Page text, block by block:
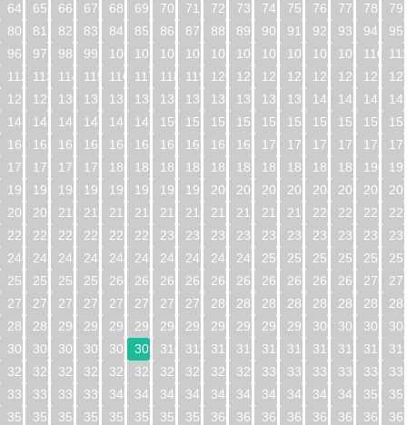
64
65 66 67 68 69 70 71 72 73 74 75 76 77 78
79
80
81 82 83 84 85 86 87 88 89 90 91 92 93 94
95
96
97 98 99 100 101 102 103 104 105 106 107 108 109 110
112
113 114 115 116 117 118 119 120 121 122 123 124 125 126
128
129 130 131 132 133 134 135 136 137 138 139 140 141 142
144
145 146 147 148 149 150 151 152 153 154 155 156 157 158
160
161 162 163 164 165 166 167 168 169 170 171 172 173 174
176
177 178 179 180 181 182 183 184 185 186 187 188 189 190
192
193 194 195 196 197 198 199 200 201 202 203 204 205 206
208
209 210 211 212 213 214 215 216 217 218 219 220 221 222
224
225 226 227 228 229 230 231 232 233 234 235 236 237 238
240
241 242 243 244 245 246 247 248 249 250 251 252 253 254
256
257 258 259 260 261 262 263 264 265 266 267 268 269 270
272
273 274 275 276 277 278 279 280 281 282 283 284 285 286
288
289 290 291 292 293 294 295 296 297 298 299 300 301 302
304
305 306 307 308 309 310 311 312 313 314 315 316 317 318
320
321 322 323 324 325 326 327 328 329 330 331 332 333 334
336
337 338 339 340 341 342 343 344 345 346 347 348 349 350
352
353 354 355 356 357 358 359 360 361 362 363 364 365 366